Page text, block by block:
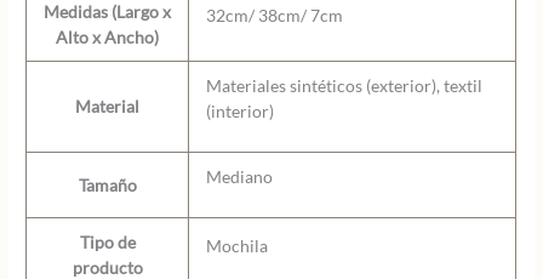
Medidas (Largo x
Alto x Ancho)
32cm/ 38cm/ 7cm
Material
Materiales sintéticos (exterior), textil
(interior)
Tamaño Mediano
Tipo de
producto
Mochila